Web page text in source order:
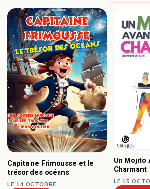
Capitaine Frimousse et le
trésor des océans
LE 14 OCTOBRE
Un Mojito
Charmant
LE 15